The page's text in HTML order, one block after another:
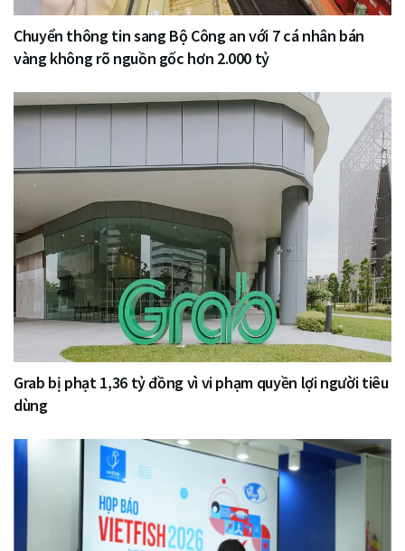
Chuyển thông tin sang Bộ Công an với 7 cá nhân bán
vàng không rõ nguồn gốc hơn 2.000 tỷ
Grab bị phạt 1,36 tỷ đồng vì vi phạm quyền lợi người tiêu
dùng